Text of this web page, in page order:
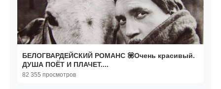
БЕЛОГВАРДЕЙСКИЙ РОМАНС 💟Очень красивый.
ДУША ПОЁТ И ПЛАЧЕТ....
82 355 просмотров